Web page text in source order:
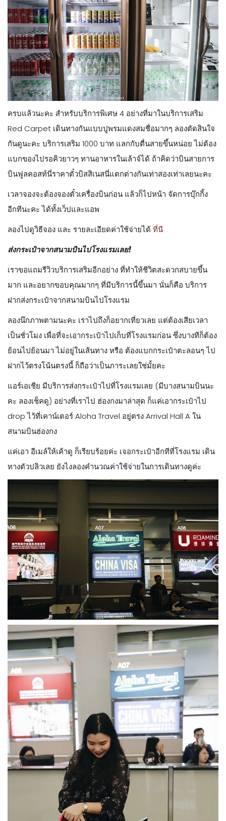
ครบแล้วนะคะ สำหรับบริการพิเศษ 4 อย่างที่มาในบริการเสริม
Red Carpet เดินทางกันแบบปูพรมแดงสมชื่อมากๆ ลองตัดสินใจ
กันดูนะคะ บริการเสริม 1000 บาท แลกกับตื่นสายขึ้นหน่อย ไม่ต้อง
แบกของไปรอคิวยาวๆ ทานอาหารในเล้าจ์ได้ ถ้าคิดว่าบินสายการ
บินฟูลคอสท์นี่ราคาตั๋วบิสสิเนสนี่แตกต่างกันเท่าสองเท่าเลยนะคะ
เวลาจองจะต้องจองตั๋วเครื่องบินก่อน แล้วก็ไปหน้า จัดการบุ๊กกิ้ง
อีกทีนะคะ ได้ทั้งเว็ปและแอพ
ลองไปดูวิธีจอง และ รายละเอียดค่าใช้จ่ายได้ที่นี
ส่งกระเป๋าจากสนามบินไปโรงแรมเลย!
เราขอแถมรีวิวบริการเสริมอีกอย่าง ที่ทำให้ชีวิตสะดวกสบายขึ้น
มาก และอยากขอบคุณมากๆ ที่มีบริการนี้ขึ้นมา นั่นก็คือ บริการ
ฝากส่งกระเป๋าจากสนามบินไปโรงแรม
ลองนึกภาพตามนะคะ เราไปถึงก็อยากเที่ยวเลย แต่ต้องเสียเวลา
เป็นชั่วโมง เพื่อที่จะเอากระเป๋าไปเก็บที่โรงแรมก่อน ซึ่งบางทีก็ต้อง
ย้อนไปย้อนมา ไม่อยู่ในเส้นทาง หรือ ต้องแบกกระเป๋าตะลอนๆ ไป
ฝากไว้ตรงโน้นตรงนี้ ก็ถือว่าเป็นภาระเลยใช่มั้ยคะ
แอร์เอเชีย มีบริการส่งกระเป๋าไปที่โรงแรมเลย (มีบางสนามบินนะ
คะ ลองเช็คดู) อย่างที่เราไป ฮ่องกงมาล่าสุด ก็แค่เอากระเป๋าไป
drop ไว้ที่เคาน์เตอร์ Aloha Travel อยู่ตรง Arrival Hall A ใน
สนามบินฮ่องกง
แค่เอา อีเมล์ให้เค้าดู ก็เรียบร้อยค่ะ เจอกระเป๋าอีกทีที่โรงแรม เดิน
ทางตัวปลิวเลย ยังไงลองคำนวณค่าใช้จ่ายในการเดินทางดูค่ะ